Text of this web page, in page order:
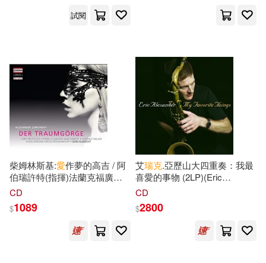
試閱
柴姆林斯基:愛作夢的高吉 / 阿
伯瑞許特(指揮)法蘭克福廣播
交響樂團,維爾克(低音男中音),
(Zemlinsky: Der Traumgorge /
Albrecht(conductor)Radio-
Sinfonie-Orchester
CD
$1089
艾瑞克.亞歷山大四重奏：我最
喜愛的事物 (2LP)(Eric
Alexander Quartet: My Favorite
CD
$2800